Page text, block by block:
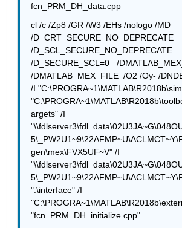
fcn_PRM_DH_data.cpp
cl /c /Zp8 /GR /W3 /EHs /nologo /MD
/D_CRT_SECURE_NO_DEPRECATE
/D_SCL_SECURE_NO_DEPRECATE
/D_SECURE_SCL=0   /
/DMATLAB_MEX_FILE  /O2 /Oy- /
/I
argets" /I
gen\mex\FVX5UF~V" /I
".\interface" /I
"fcn_PRM_DH_initialize.cpp"